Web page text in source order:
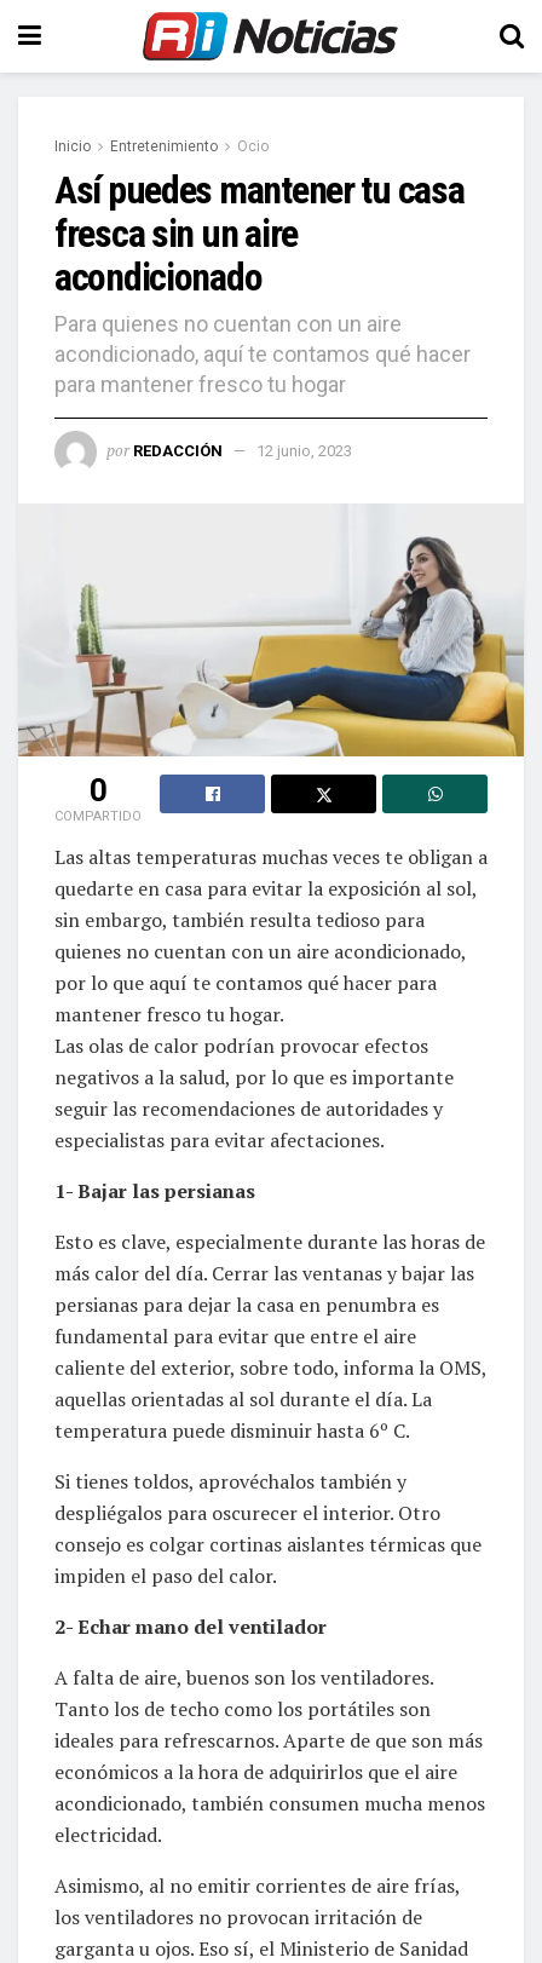
Inicio Entretenimiento Ocio
Así puedes mantener tu casa
fresca sin un aire
acondicionado
Para quienes no cuentan con un aire
acondicionado, aquí te contamos qué hacer
para mantener fresco tu hogar
por REDACCIÓN 12 junio, 2023
0
COMPARTIDO
Las altas temperaturas muchas veces te obligan a
quedarte en casa para evitar la exposición al sol,
sin embargo, también resulta tedioso para
quienes no cuentan con un aire acondicionado,
por lo que aquí te contamos qué hacer para
mantener fresco tu hogar.
Las olas de calor podrían provocar efectos
negativos a la salud, por lo que es importante
seguir las recomendaciones de autoridades y
especialistas para evitar afectaciones.
1- Bajar las persianas
Esto es clave, especialmente durante las horas de
más calor del día. Cerrar las ventanas y bajar las
persianas para dejar la casa en penumbra es
fundamental para evitar que entre el aire
caliente del exterior, sobre todo, informa la OMS,
aquellas orientadas al sol durante el día. La
temperatura puede disminuir hasta 6º C.
Si tienes toldos, aprovéchalos también y
despliégalos para oscurecer el interior. Otro
consejo es colgar cortinas aislantes térmicas que
impiden el paso del calor.
2- Echar mano del ventilador
A falta de aire, buenos son los ventiladores.
Tanto los de techo como los portátiles son
ideales para refrescarnos. Aparte de que son más
económicos a la hora de adquirirlos que el aire
acondicionado, también consumen mucha menos
electricidad.
Asimismo, al no emitir corrientes de aire frías,
los ventiladores no provocan irritación de
garganta u ojos. Eso sí, el Ministerio de Sanidad